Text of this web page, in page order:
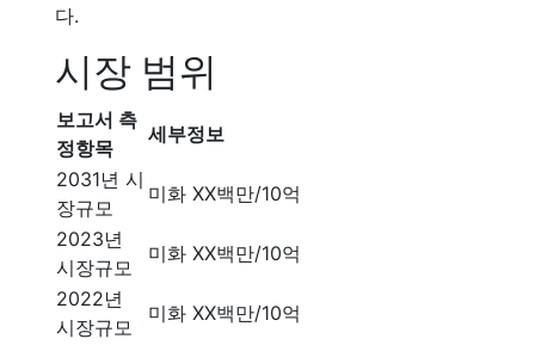
다.
시장 범위
보고서 측
정항목
세부정보
2031년 시
장규모
미화 XX백만/10억
2023년
시장규모
미화 XX백만/10억
2022년
시장규모
미화 XX백만/10억